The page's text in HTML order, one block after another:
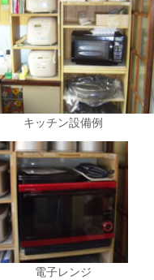
キッチン設備例
電子レンジ